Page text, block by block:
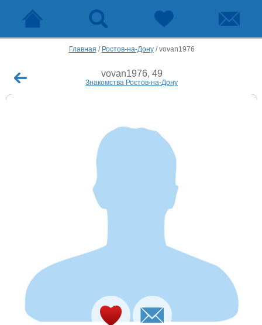
Главная / Ростов-на-Дону/vovan1976
vovan1976, 49
Знакомства Ростов-на-Дону